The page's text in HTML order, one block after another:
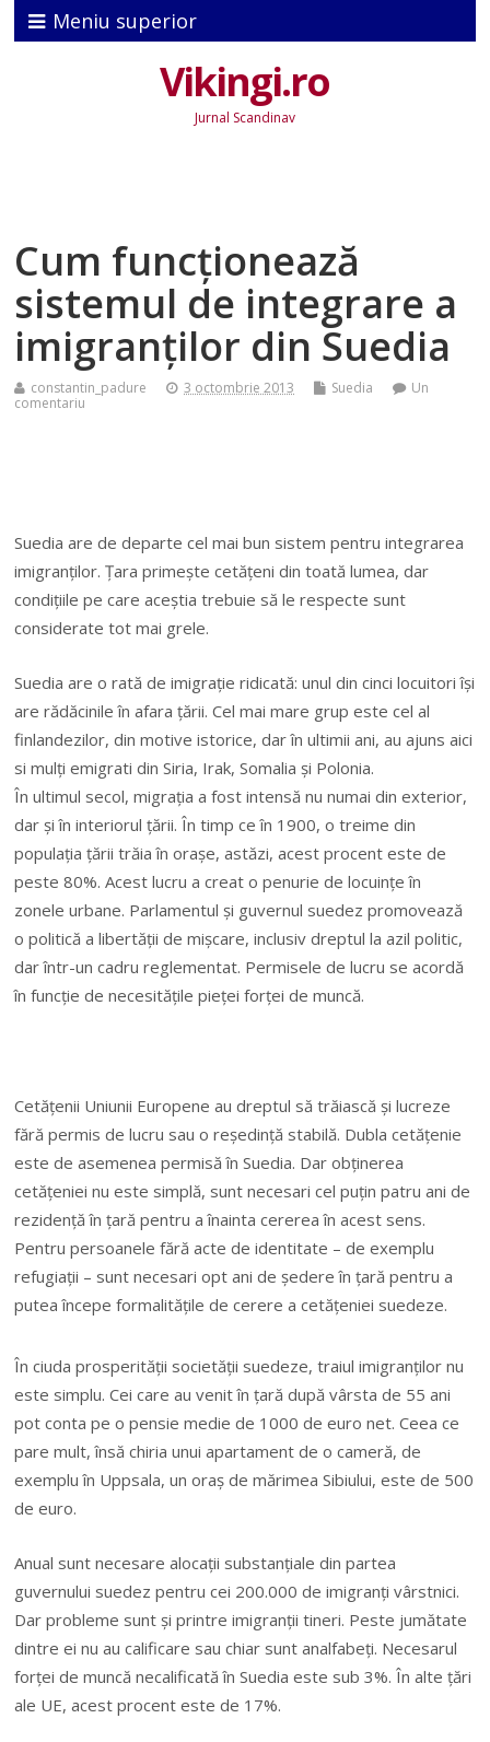
Meniu superior
Vikingi.ro
Jurnal Scandinav
Cum funcționează
sistemul de integrare a
imigranților din Suedia
constantin_padure 3 octombrie 2013 Suedia
Un
comentariu
Suedia are de departe cel mai bun sistem pentru integrarea
imigranților. Țara primește cetățeni din toată lumea, dar
condițiile pe care aceștia trebuie să le respecte sunt
considerate tot mai grele.
Suedia are o rată de imigraţie ridicată: unul din cinci locuitori îşi
are rădăcinile în afara ţării. Cel mai mare grup este cel al
finlandezilor, dinmotive istorice, dar în ultimii ani, au ajuns aici
si mulţi emigrati din Siria, Irak, Somalia şi Polonia.
În ultimul secol, migraţia a fost intensă nu numai din exterior,
dar şi în interiorul ţării. În timp ce în 1900, o treime din
populaţia ţării trăia în oraşe, astăzi, acest procent este de
peste 80%. Acest lucru a creat o penurie de locuinţe în
zonele urbane. Parlamentul şi guvernul suedez promovează
o politică a libertăţii de mişcare, inclusiv dreptul la azil politic,
dar într-un cadru reglementat. Permisele de lucru se acordă
în funcţie de necesităţile pieţei forţei de muncă.
Cetăţenii Uniunii Europene au dreptul să trăiască şi lucreze
fără permis de lucru sau o reşedinţă stabilă. Dubla cetăţenie
este de asemenea permisă în Suedia. Dar obţinerea
cetăţeniei nu este simplă, sunt necesari cel puţin patru ani de
rezidenţă în ţară pentru a înainta cererea în acest sens.
Pentru persoanele fără acte de identitate – de exemplu
refugiaţii – sunt necesari opt ani de şedere în ţară pentru a
putea începe formalităţile de cerere a cetăţeniei suedeze.
În ciuda prosperităţii societăţii suedeze, traiul imigranţilor nu
este simplu. Cei care au venit în ţară după vârsta de 55 ani
pot conta pe o pensie medie de 1000 de euro net. Ceea ce
pare mult, însă chiria unui apartament de o cameră, de
exemplu în Uppsala, un oraş de mărimea Sibiului, este de 500
de euro.
Anual sunt necesare alocaţii substanţiale din partea
guvernului suedez pentru cei 200.000 de imigranţi vârstnici.
Dar probleme sunt şi printre imigranţii tineri. Peste jumătate
dintre ei nu au calificare sau chiar sunt analfabeţi. Necesarul
forţei de muncă necalificată în Suedia este sub 3%. În alte ţări
ale UE, acest procent este de 17%.